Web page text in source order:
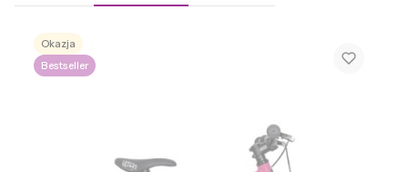
Okazja
Bestseller